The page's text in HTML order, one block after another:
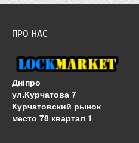
ПРО НАС
Дніпро
ул.Курчатова 7
Курчатовский рынок
место 78 квартал 1